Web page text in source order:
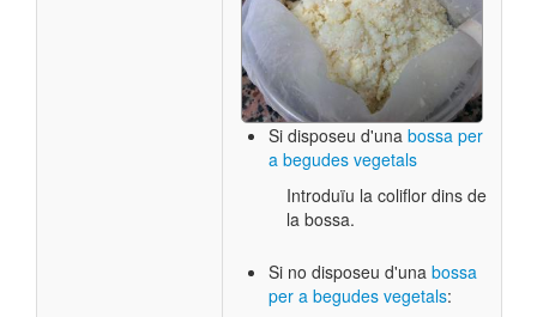
Si disposeu d'una bossa per
a begudes vegetals
Introduïu la coliflor dins de
la bossa.
​Si no disposeu d'una bossa
per a begudes vegetals:​